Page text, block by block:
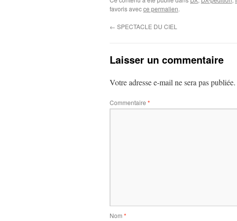
favoris avecce permalien.
← SPECTACLE DU CIEL
Laisser un commentaire
Votre adresse e-mail ne sera pas publiée.
Commentaire *
Nom *